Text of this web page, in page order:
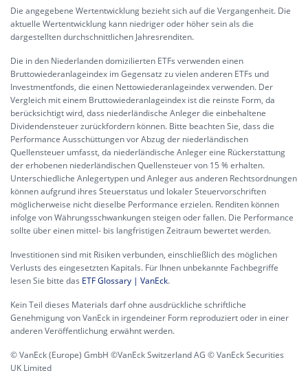
Die angegebene Wertentwicklung bezieht sich auf die Vergangenheit. Die
aktuelle Wertentwicklung kann niedriger oder höher sein als die
dargestellten durchschnittlichen Jahresrenditen.
Die in den Niederlanden domizilierten ETFs verwenden einen
Bruttowiederanlageindex im Gegensatz zu vielen anderen ETFs und
Investmentfonds, die einen Nettowiederanlageindex verwenden. Der
Vergleich mit einem Bruttowiederanlageindex ist die reinste Form, da
berücksichtigt wird, dass niederländische Anleger die einbehaltene
Dividendensteuer zurückfordern können. Bitte beachten Sie, dass die
Performance Ausschüttungen vor Abzug der niederländischen
Quellensteuer umfasst, da niederländische Anleger eine Rückerstattung
der erhobenen niederländischen Quellensteuer von 15 % erhalten.
Unterschiedliche Anlegertypen und Anleger aus anderen Rechtsordnungen
können aufgrund ihres Steuerstatus und lokaler Steuervorschriften
möglicherweise nicht dieselbe Performance erzielen. Renditen können
infolge von Währungsschwankungen steigen oder fallen. Die Performance
sollte über einen mittel- bis langfristigen Zeitraum bewertet werden.
Investitionen sind mit Risiken verbunden, einschließlich des möglichen
Verlusts des eingesetzten Kapitals. Für Ihnen unbekannte Fachbegriffe
lesen Sie bitte das ETF Glossary | VanEck.
Kein Teil dieses Materials darf ohne ausdrückliche schriftliche
Genehmigung von VanEck in irgendeiner Form reproduziert oder in einer
anderen Veröffentlichung erwähnt werden.
© VanEck (Europe) GmbH ©VanEck Switzerland AG © VanEck Securities
UK Limited